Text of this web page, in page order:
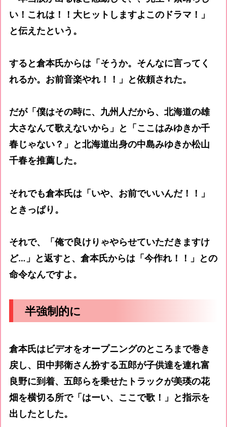
い！これは！！大ヒットしますよこのドラマ！」
と伝えたという。
すると倉本氏からは「そうか。そんなに言ってく
れるか。お前音楽やれ！！」と依頼された。
だが「僕はその時に、九州人だから、北海道の雄
大さなんて歌えないから」と「ここはみゆきか千
春じゃない？」と北海道出身の中島みゆきか松山
千春を推薦した。
それでも倉本氏は「いや、お前でいいんだ！！」
ときっぱり。
それで、「俺で良けりゃやらせていただきますけ
ど…」と返すと、倉本氏からは「今作れ！！」との
命令なんですよ。
半強制的に
倉本氏はビデオをオープニングのところまで巻き
戻し、田中邦衛さん扮する五郎が子供達を連れ富
良野に到着、五郎らを乗せたトラックが美瑛の花
畑を横切る所で「はーい、ここで歌！」と指示を
出したとした。